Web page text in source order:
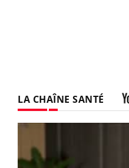
LA CHAÎNE SANTÉ